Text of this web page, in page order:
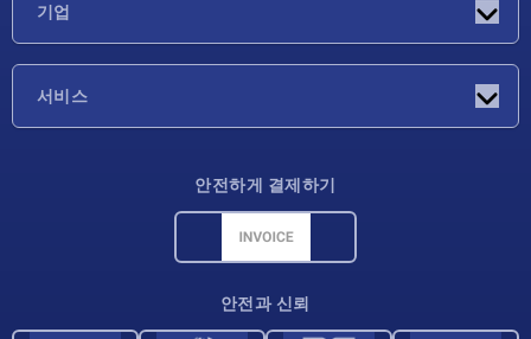
기업
서비스
안전하게 결제하기
안전과 신뢰